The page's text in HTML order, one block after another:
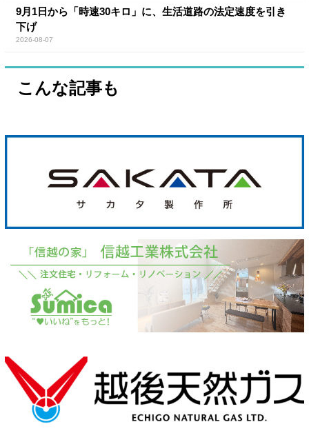
9月1日から「時速30キロ」に、生活道路の法定速度を引き
下げ
2026-08-07
こんな記事も